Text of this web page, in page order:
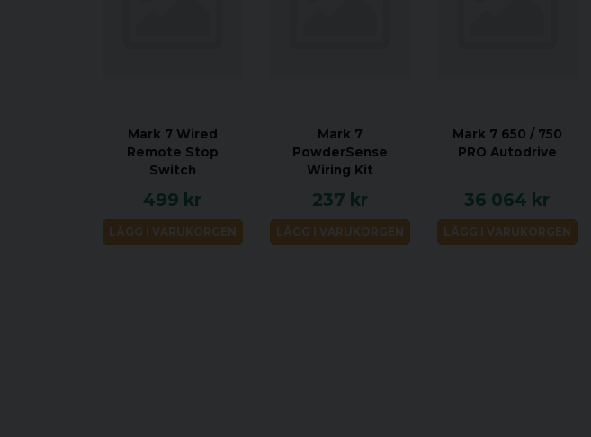
Mark 7 Wired
Remote Stop
Switch
499 kr
LÄGG I VARUKORGEN
Mark 7
PowderSense
Wiring Kit
237 kr
LÄGG I VARUKORGEN
Mark 7 650 / 750
PRO Autodrive
36 064 kr
LÄGG I VARUKORGEN